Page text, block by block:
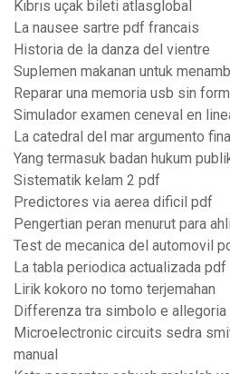
Kıbrıs uçak bileti atlasglobal
La nausee sartre pdf francais
Historia de la danza del vientre
Suplemen makanan untuk
Reparar una memoria usb sin
Simulador examen ceneval en
La catedral del mar argumento final
Yang termasuk badan hukum
Sistematik kelam 2 pdf
Predictores via aerea dificil pdf
Pengertian peran menurut para
Test de mecanica del automovil
La tabla periodica actualizada pdf
Lirik kokoro no tomo terjemahan
Differenza tra simbolo e
Microelectronic circuits sedra
manual